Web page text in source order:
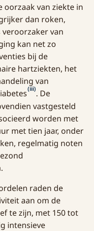
oorzaak van ziekte in
dan roken,
van
kan net zo
bij de
hartziekten, het
van
(iii). De
vastgesteld
worden met
met tien jaar, onder
regelmatig noten
raden de
aan om de
te zijn, met 150 tot
intensieve